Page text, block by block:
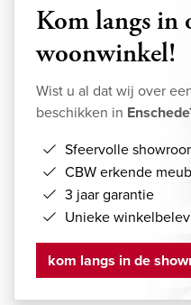
Kom langs in
woonwinkel!
Wist u al dat wij over
beschikken in
Sfeervolle
CBW erkende
3 jaar garantie
Unieke
kom langs in de